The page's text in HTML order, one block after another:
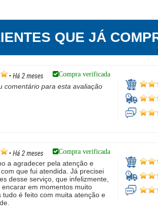
QUE JÁ
• Há 2 meses Compra verificada
comentário para esta avaliação
• Há 2 meses Compra verificada
a agradecer pela atenção e
que fui atendida. Já precisei
desse serviço, que infelizmente,
encarar em momentos muito
tudo é feito com muita atenção e